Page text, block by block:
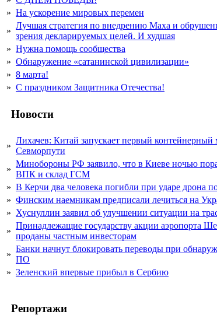
» На ускорение мировых перемен
»
Лучшая стратегия по внедрению Маха и
зрения декларируемых целей. И худшая
» Нужна помощь сообщества
» Обнаружение «сатанинской цивилизации»
» 8 марта!
» С праздником Защитника Отечества!
Новости
»
Лихачев: Китай запускает первый
Севморпути
»
Минобороны РФ заявило, что в Киеве ночью
ВПК и склад ГСМ
» В Керчи два человека погибли при ударе дрона
» Финским наемникам предписали лечиться на
» Хуснуллин заявил об улучшении ситуации на
»
Принадлежащие государству акции аэропорта
проданы частным инвесторам
»
Банки начнут блокировать переводы при
ПО
» Зеленский впервые прибыл в Сербию
Репортажи